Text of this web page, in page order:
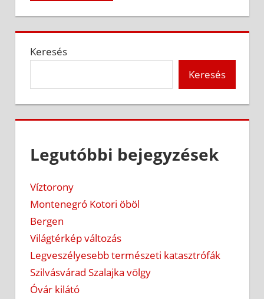
Keresés
Keresés
Legutóbbi bejegyzések
Víztorony
Montenegró Kotori öböl
Bergen
Világtérkép változás
Legveszélyesebb természeti katasztrófák
Szilvásvárad Szalajka völgy
Óvár kilátó